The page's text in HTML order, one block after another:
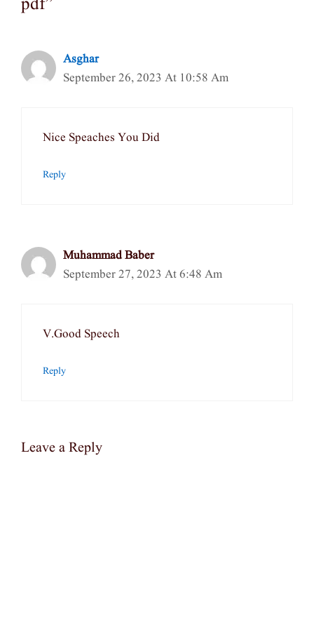
Asghar
September 26, 2023 At 10:58 Am
Nice Speaches You Did
Reply
Muhammad Baber
September 27, 2023 At 6:48 Am
V.good Speech
Reply
Leave a Reply